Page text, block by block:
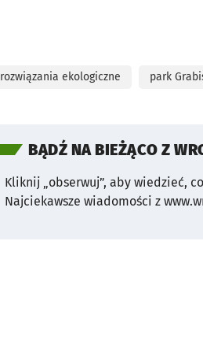
rozwiązania ekologiczne park
BĄDŹ NA BIEŻĄCO Z
Kliknij „obserwuj”, aby wiedzieć,
Najciekawsze wiadomości z